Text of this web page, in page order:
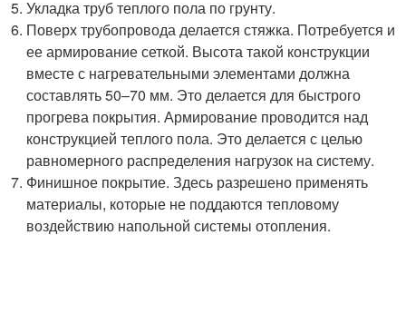
Укладка труб теплого пола по грунту.
Поверх трубопровода делается стяжка. Потребуется и
ее армирование сеткой. Высота такой конструкции
вместе с нагревательными элементами должна
составлять 50–70 мм. Это делается для быстрого
прогрева покрытия. Армирование проводится над
конструкцией теплого пола. Это делается с целью
равномерного распределения нагрузок на систему.
Финишное покрытие. Здесь разрешено применять
материалы, которые не поддаются тепловому
воздействию напольной системы отопления.